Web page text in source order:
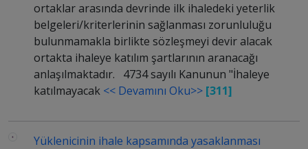
ortaklar arasında devrinde ilk ihaledeki yeterlik
belgeleri/kriterlerinin sağlanması zorunluluğu
bulunmamakla birlikte sözleşmeyi devir alacak
ortakta ihaleye katılım şartlarının aranacağı
anlaşılmaktadır. 4734 sayılı Kanunun "İhaleye
katılmayacak << Devamını Oku>> [311]
Yüklenicinin ihale kapsamında yasaklanması